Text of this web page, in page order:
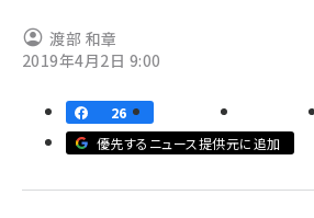
アスクル (1118)
base (1071)
ビィ・フォアード (773)
渡部 和章
2019年4月2日 9:00
26
優先するニュース提供元に追加